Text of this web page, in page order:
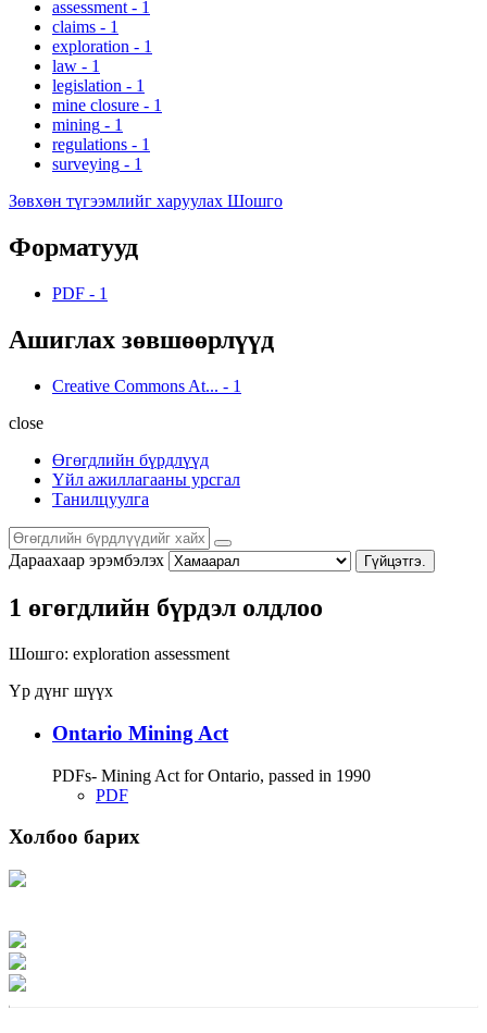
assessment - 1
claims - 1
exploration - 1
law - 1
legislation - 1
mine closure - 1
mining - 1
regulations - 1
surveying - 1
Зөвхөн түгээмлийг харуулах Шошго
Форматууд
PDF - 1
Ашиглах зөвшөөрлүүд
Creative Commons At... - 1
close
Өгөгдлийн бүрдлүүд
Үйл ажиллагааны урсгал
Танилцуулга
Дараахаар эрэмбэлэх Гүйцэтгэ.
1 өгөгдлийн бүрдэл олдлоо
Шошго: exploration assessment
Үр дүнг шүүх
Ontario Mining Act
PDFs- Mining Act for Ontario, passed in 1990
PDF
Холбоо барих